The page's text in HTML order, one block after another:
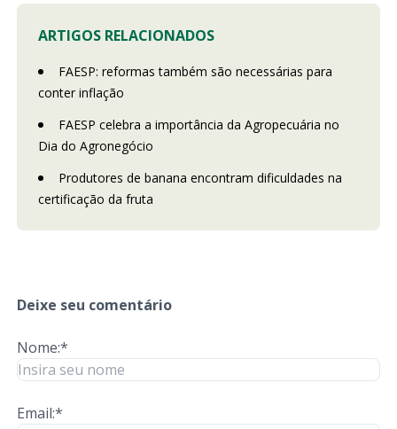
ARTIGOS RELACIONADOS
FAESP: reformas também são necessárias para
conter inflação
FAESP celebra a importância da Agropecuária no
Dia do Agronegócio
Produtores de banana encontram dificuldades na
certificação da fruta
Deixe seu comentário
Nome:*
Email:*